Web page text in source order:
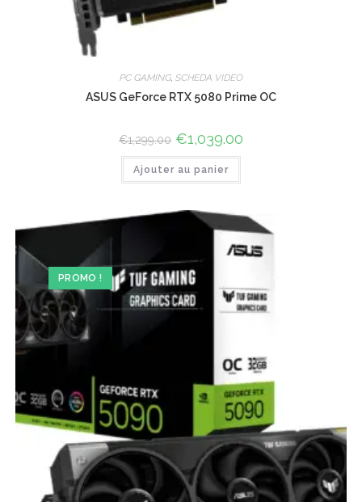
PC GAMING, SCHEDA VIDEO
ASUS GeForce RTX 5080 Prime OC
€1,299.00 Le
prix
initial
était :
€1,299.00.
€1,039.00
Ajouter au panier
PROMO !